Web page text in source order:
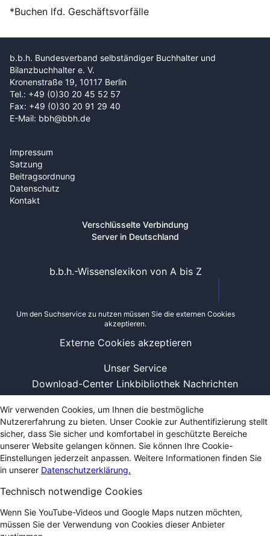
*Buchen lfd. Geschäftsvorfälle
b.b.h. Bundesverband selbständiger Buchhalter und
Bilanzbuchhalter e. V.
Kronenstraße 19, 10117 Berlin
Tel.: +49 (0)30 20 45 52 57
Fax: +49 (0)30 20 91 29 40
E-Mail: bbh@bbh.de
Impressum
Satzung
Beitragsordnung
Datenschutz
Kontakt
Verschlüsselte Verbindung
Server in Deutschland
Unser Service
Download-Center Linkbibliothek Nachrichten
b.b.h.-Wissenslexikon von A bis Z
Um den Suchservice zu nutzen müssen Sie die externen Cookies
akzeptieren.
Externe Cookies akzeptieren
Wir verwenden Cookies, um Ihnen die bestmögliche
Nutzererfahrung zu bieten. Unser Cookie zur Authentifizierung stellt
sicher, dass Sie sicher und komfortabel in geschützte Bereiche
unserer Website gelangen können. Sie können Ihre Cookie-
Einstellungen jederzeit anpassen. Weitere Informationen finden Sie
in unserer Datenschutzerklärung.
Technisch notwendige Cookies
Wenn Sie YouTube-Videos und Google Maps nutzen möchten,
müssen Sie der Verwendung von Cookies dieser Anbieter